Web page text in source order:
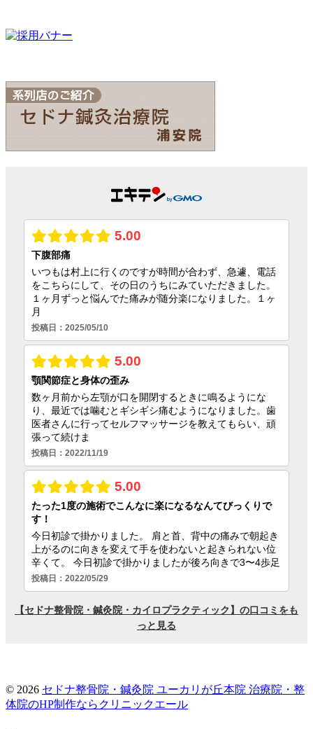
© 2026 セドナ整骨院・鍼灸院 ユーカリが丘本院 治療院・整
体院のHP制作ならクリニックエール